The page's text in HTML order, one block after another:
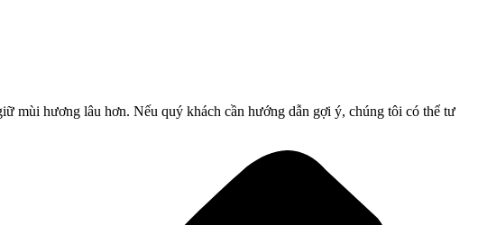
mùi hương lâu hơn. Nếu quý khách cần hướng dẫn gợi ý, chúng tôi có thể tư